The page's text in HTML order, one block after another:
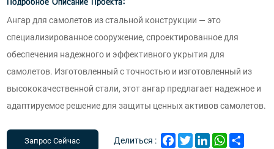
Ангар для самолетов из стальной конструкции — это
специализированное сооружение, спроектированное для
обеспечения надежного и эффективного укрытия для
самолетов. Изготовленный с точностью и изготовленный из
высококачественной стали, этот ангар предлагает надежное и
адаптируемое решение для защиты ценных активов самолетов.
Запрос Сейчас Делиться : FacebookTwitterLinkedInWhatsApp